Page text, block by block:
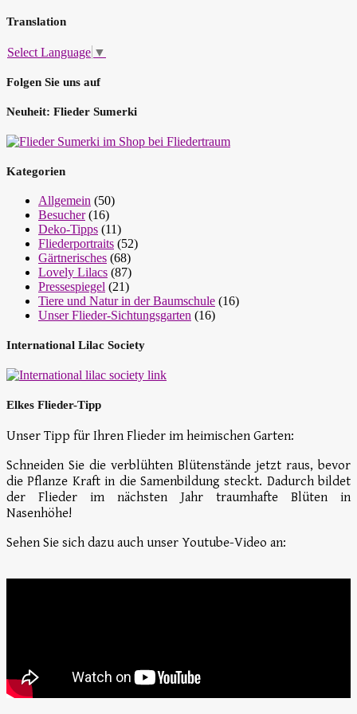
Translation
Select Language ▼
Folgen Sie uns auf
Neuheit: Flieder Sumerki
Kategorien
Allgemein (50)
Besucher(16)
Deko-Tipps (11)
Fliederportraits (52)
Gärtnerisches (68)
Lovely Lilacs (87)
Pressespiegel (21)
Tiere und Natur in der Baumschule (16)
Unser Flieder-Sichtungsgarten (16)
International Lilac Society
Elkes Flieder-Tipp
Unser Tipp für Ihren Flieder im heimischen Garten:
Schneiden Sie die verblühten Blütenstände jetzt raus, bevor
die Pflanze Kraft in die Samenbildung steckt. Dadurch bildet
der Flieder im nächsten Jahr traumhafte Blüten in
Nasenhöhe!
Sehen Sie sich dazu auch unser Youtube-Video an: